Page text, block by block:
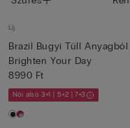
Új
Brazil Bugyi Tüll Anyagból
Brighten Your Day
8990 Ft
Női alsó 3+1 | 5+2 | 7+3